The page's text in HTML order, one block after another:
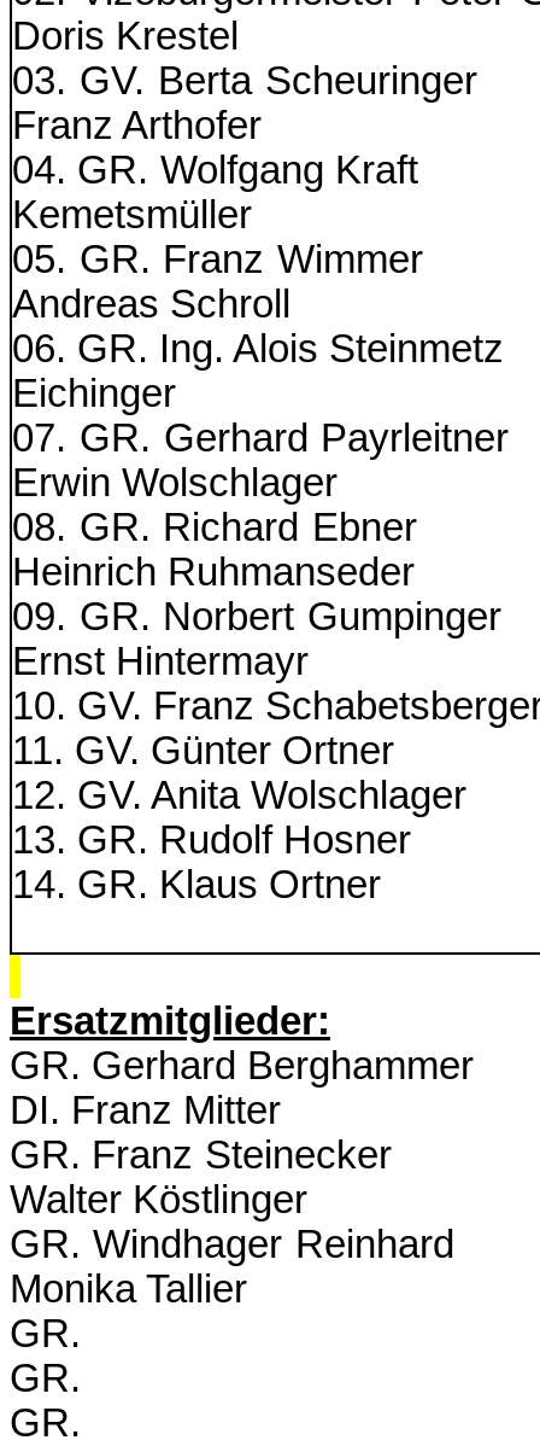
Doris Krestel
03. GV. Berta
Franz Arthofer
04. GR.
Kemetsmüller
05. GR.
Andreas Schroll
06. GR. Ing. Alois
Eichinger
07. GR.
Erwin Wolschlager
08. GR.
Heinrich Ruhmanseder
09. GR.
Ernst Hintermayr
10. GV. Franz
11. GV.
12. GV. Anita
13. GR.
14. GR.
Ersatzmitglieder:
GR. Gerhard
DI. Franz Mitter
GR. Franz
Walter Köstlinger
GR.
Monika Tallier